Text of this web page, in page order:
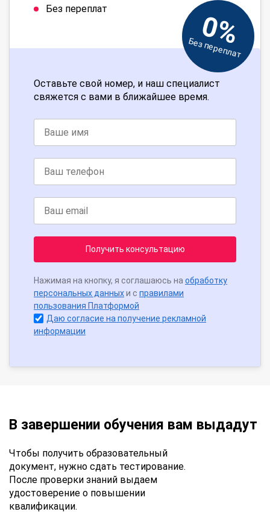
Без переплат
0%
Без переплат
Оставьте свой номер, и наш специалист
свяжется с вами в ближайшее время.
Получить консультацию
Нажимая на кнопку, я соглашаюсь на обработку
персональных данныхи с правилами
пользования Платформой
Даю согласие на получение рекламной
информации
В завершении обучения вам выдадут
Чтобы получить образовательный
документ, нужно сдать тестирование.
После проверки знаний выдаем
удостоверение о повышении
квалификации.